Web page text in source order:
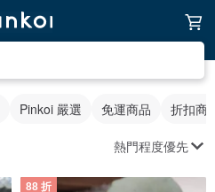
Pinkoi 嚴選 免運商品 折扣商
熱門程度優先
88 折